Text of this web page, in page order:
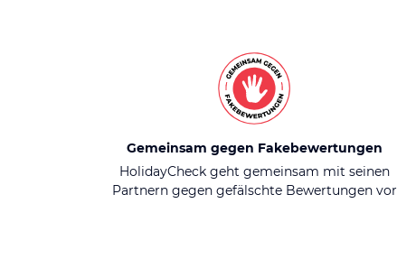
Gemeinsam gegen Fakebewertungen
HolidayCheck geht gemeinsam mit seinen
Partnern gegen gefälschte Bewertungen vor